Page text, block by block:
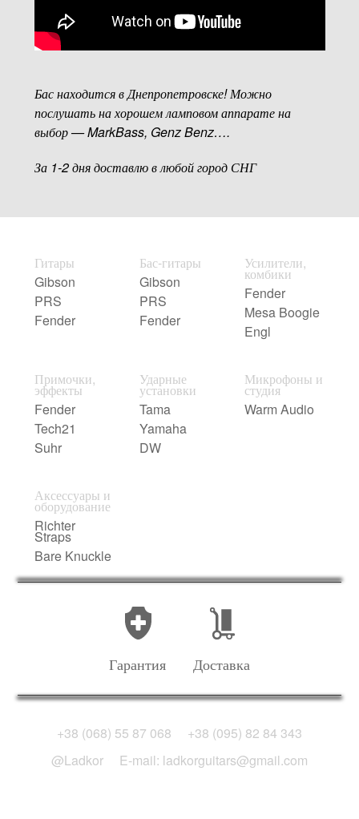
Бас находится в Днепропетровске! Можно
послушать на хорошем ламповом аппарате на
выбор — MarkBass, Genz Benz….
За 1-2 дня доставлю в любой город СНГ
Гитары
Gibson
PRS
Fender
Бас-гитары
Gibson
PRS
Fender
Усилители,
комбики
Fender
Mesa Boogie
Engl
Примочки,
эффекты
Fender
Tech21
Suhr
Ударные
установки
Tama
Yamaha
DW
Микрофоны и
студия
Warm Audio
Аксессуары и
оборудование
Richter
Straps
Bare Knuckle
Гарантия Доставка
+38 (068) 55 87 068
+38 (095) 82 84 343
@Ladkor
E-mail: ladkorguitars@gmail.com